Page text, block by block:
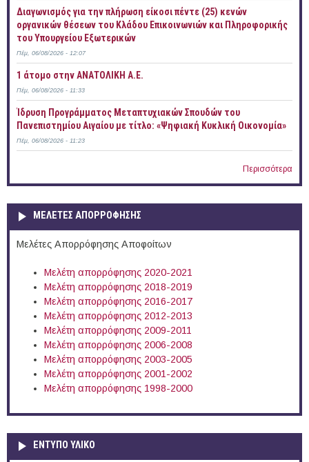
Διαγωνισμός για την πλήρωση είκοσι πέντε (25) κενών
οργανικών θέσεων του Κλάδου Επικοινωνιών και Πληροφορικής
του Υπουργείου Εξωτερικών
Πέμ, 06/08/2026 - 12:07
1 άτομο στην ΑΝΑΤΟΛΙΚΗ Α.Ε.
Πέμ, 06/08/2026 - 11:33
Ίδρυση Προγράμματος Μεταπτυχιακών Σπουδών του
Πανεπιστημίου Αιγαίου με τίτλο: «Ψηφιακή Κυκλική Οικονομία»
Πέμ, 06/08/2026 - 11:23
Περισσότερα
ΜΕΛΕΤΕΣ ΑΠΟΡΡΟΦΗΣΗΣ
Μελέτες Απορρόφησης Αποφοίτων
Μελέτη απορρόφησης 2020-2021
Μελέτη απορρόφησης 2018-2019
Μελέτη απορρόφησης 2016-2017
Μελέτη απορρόφησης 2012-2013
Μελέτη απορρόφησης 2009-2011
Μελέτη απορρόφησης 2006-2008
Μελέτη απορρόφησης 2003-2005
Μελέτη απορρόφησης 2001-2002
Μελέτη απορρόφησης 1998-2000
ΕΝΤΥΠΟ ΥΛΙΚΟ